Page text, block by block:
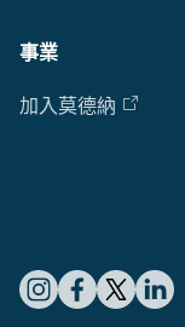
事業
加入莫德納